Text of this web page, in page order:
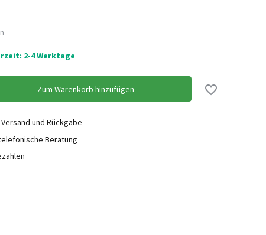
2-4 Werktage
Zum Warenkorb hinzufügen
und Rückgabe
Beratung